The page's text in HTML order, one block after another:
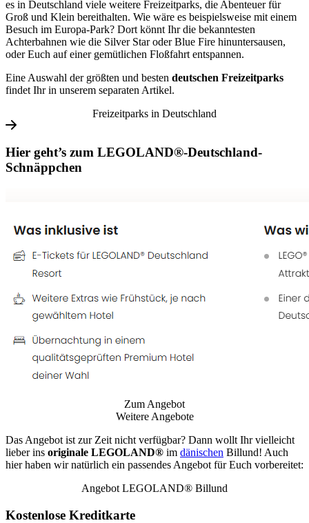
es in Deutschland viele weitere Freizeitparks, die Abenteuer für
Groß und Klein bereithalten. Wie wäre es beispielsweise mit einem
Besuch im Europa-Park? Dort könnt Ihr die bekanntesten
Achterbahnen wie die Silver Star oder Blue Fire hinuntersausen,
oder Euch auf einer gemütlichen Floßfahrt entspannen.
Eine Auswahl der größten und besten deutschen Freizeitparks
findet Ihr in unserem separaten Artikel.
Freizeitparks in Deutschland
Hier geht’s zum LEGOLAND®-Deutschland-
Schnäppchen
Zum Angebot
Weitere Angebote
Das Angebot ist zur Zeit nicht verfügbar? Dann wollt Ihr vielleicht
lieber ins originale LEGOLAND® im dänischen Billund! Auch
hier haben wir natürlich ein passendes Angebot für Euch vorbereitet:
Angebot LEGOLAND® Billund
Kostenlose Kreditkarte